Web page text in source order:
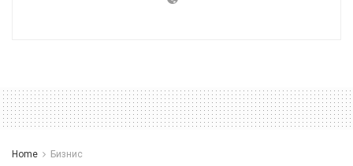
Home Бизнис